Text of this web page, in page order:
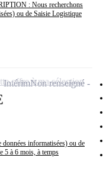
: Nous recherchons
ou de Saisie Logistique
informatisées) ou de
5 à 6 mois, à temps
IntérimNon renseigné
offre à ma sélection